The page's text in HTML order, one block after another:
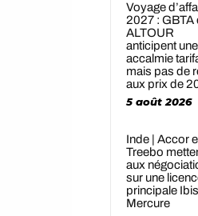
Voyage
2027 : GBTA
ALTOUR
anticipent une
accalmie
mais pas de
aux prix de
5 août 2026
Inde | Accor
Treebo
aux
sur une
principale
Mercure